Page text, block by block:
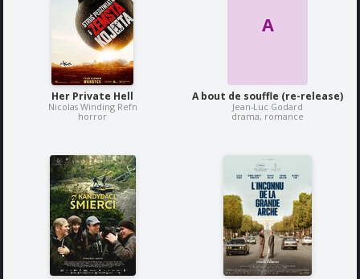
Her Private Hell
Nicolas Winding Refn
horror
A
A bout de souffle (re-release)
Jean-Luc Godard
drama, romance